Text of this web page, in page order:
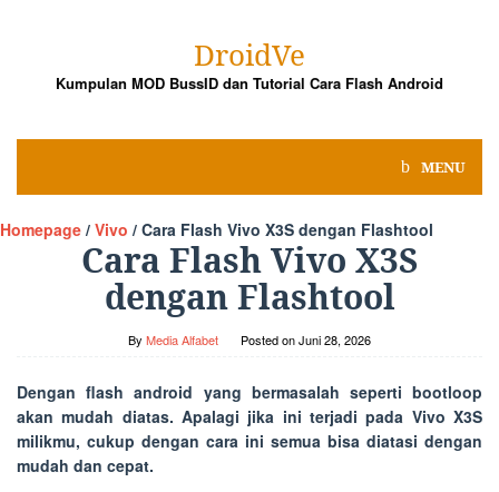
DroidVe
Kumpulan MOD BussID dan Tutorial Cara Flash Android
MENU
Homepage / Vivo / Cara Flash Vivo X3S dengan Flashtool
Cara Flash Vivo X3S
dengan Flashtool
By Media Alfabet Posted onJuni 28, 2026
Dengan flash android yang bermasalah seperti bootloop
akan mudah diatas. Apalagi jika ini terjadi pada Vivo X3S
milikmu, cukup dengan cara ini semua bisa diatasi dengan
mudah dan cepat.